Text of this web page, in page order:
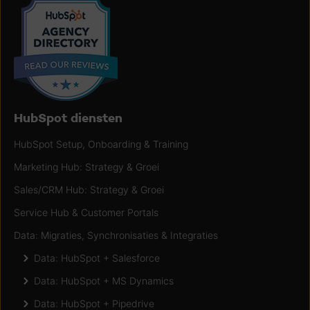
HubSpot diensten
HubSpot Setup, Onboarding & Training
Marketing Hub: Strategy & Groei
Sales/CRM Hub: Strategy & Groei
Service Hub & Customer Portals
Data: Migraties, Synchronisaties & Integraties
Data: HubSpot + Salesforce
Data: HubSpot + MS Dynamics
Data: HubSpot + Pipedrive